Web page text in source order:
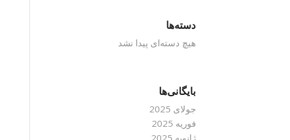
دسته‌ها
هیچ دسته‌ای پیدا نشد
بایگانی‌ها
جولای 2025
فوریه 2025
ژانویه 2025